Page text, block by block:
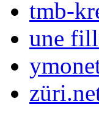
tmb-
une